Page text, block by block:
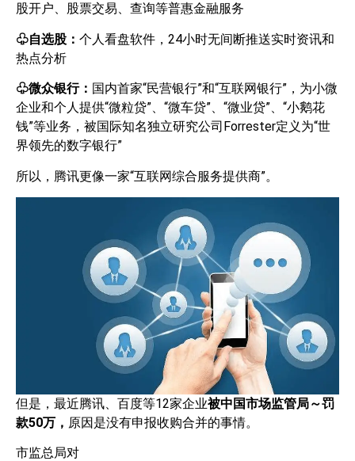
股开户、股票交易、查询等普惠金融服务
♧自选股： 个人看盘软件，24小时无间断推送实时资讯和
热点分析
♧微众银行： 国内首家“民营银行”和“互联网银行”，为小微
企业和个人提供“微粒贷”、“微车贷”、“微业贷”、“小鹅花
钱”等业务，被国际知名独立研究公司Forrester定义为“世
界领先的数字银行”
所以，腾讯更像一家“互联网综合服务提供商”。
但是，最近腾讯、百度等12家企业被中国市场监管局～罚
款50万， 原因是没有申报收购合并的事情。
市监总局对